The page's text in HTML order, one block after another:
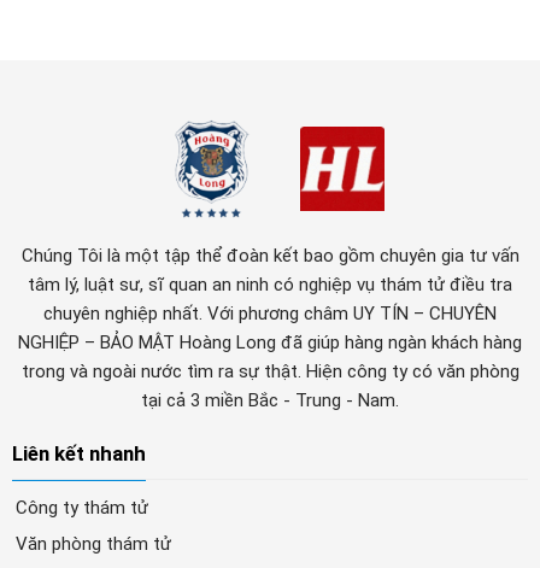
Chúng Tôi là một tập thể đoàn kết bao gồm chuyên gia tư vấn
tâm lý, luật sư, sĩ quan an ninh có nghiệp vụ thám tử điều tra
chuyên nghiệp nhất. Với phương châm UY TÍN – CHUYÊN
NGHIỆP – BẢO MẬT Hoàng Long đã giúp hàng ngàn khách hàng
trong và ngoài nước tìm ra sự thật. Hiện công ty có văn phòng
tại cả 3 miền Bắc - Trung - Nam.
Liên kết nhanh
Công ty thám tử
Văn phòng thám tử